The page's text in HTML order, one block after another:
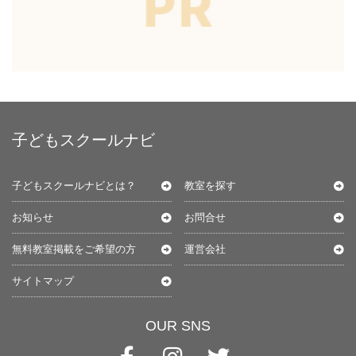
子どもスクールナビ
子どもスクールナビとは？ 教室を探す
お知らせ お問合せ
無料教室掲載をご希望の方 運営会社
サイトマップ
OUR SNS